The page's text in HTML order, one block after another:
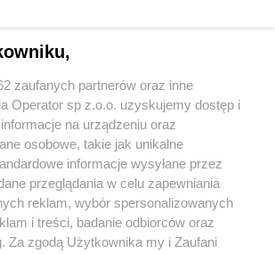
lokalnych
prywatności regulamin korzystania z portali
Skontaktuj się z nami
zaufanych partnerów oraz inne
Operator sp z.o.o. uzyskujemy dostęp i
na urządzeniu oraz
osobowe, takie jak unikalne
informacje wysyłane przez
przeglądania w celu zapewniania
reklam, wybór spersonalizowanych
i treści, badanie odbiorców oraz
Za zgodą Użytkownika my i Zaufani